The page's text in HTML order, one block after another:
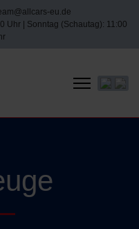
eu.de
Uhr | Sonntag (Schautag): 11:00